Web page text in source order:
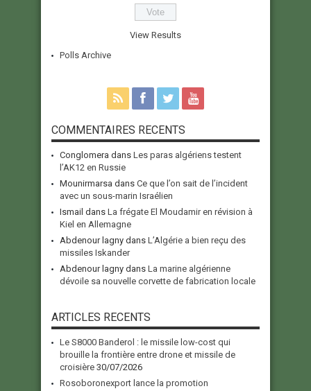
View Results
Polls Archive
COMMENTAIRES RECENTS
Conglomera dans Les paras algériens testent
l’AK12 en Russie
Mounirmarsa dans Ce que l’on sait de l’incident
avec un sous-marin Israélien
Ismail dans La frégate El Moudamir en révision à
Kiel en Allemagne
Abdenour lagny dans L’Algérie a bien reçu des
missiles Iskander
Abdenour lagny dans La marine algérienne
dévoile sa nouvelle corvette de fabrication locale
ARTICLES RECENTS
Le S8000 Banderol : le missile low-cost qui
brouille la frontière entre drone et missile de
croisière 30/07/2026
Rosoboronexport lance la promotion